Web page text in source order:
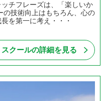
チフレーズは、「楽しいか
の技術向上はもちろん、心の
を第一に考え・・・
スクールの詳細を見る